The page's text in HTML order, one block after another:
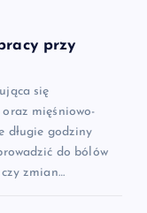
przy
się
mięśniowo-
długie godziny
do bólów
czy zmian…